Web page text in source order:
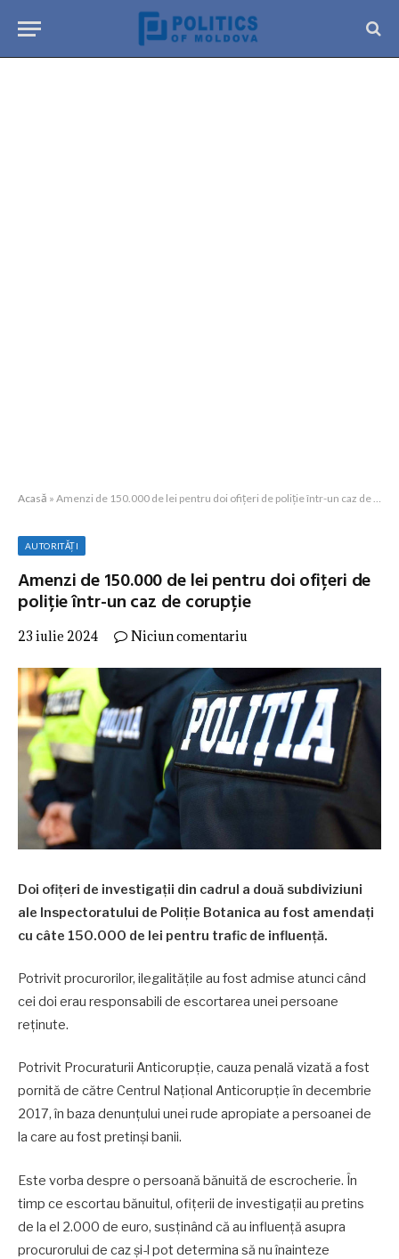
Acasă » Amenzi de 150.000 de lei pentru doi ofițeri de poliție într-un caz de corupție
AUTORITĂȚI
Amenzi de 150.000 de lei pentru doi ofițeri de
poliție într-un caz de corupție
23 iulie 2024 Niciun comentariu
Doi ofițeri de investigații din cadrul a două subdiviziuni
ale Inspectoratului de Poliție Botanica au fost amendați
cu câte 150.000 de lei pentru trafic de influență.
Potrivit procurorilor, ilegalitățile au fost admise atunci când
cei doi erau responsabili de escortarea unei persoane
reținute.
Potrivit Procuraturii Anticorupție, cauza penală vizată a fost
pornită de către Centrul Național Anticorupție în decembrie
2017, în baza denunțului unei rude apropiate a persoanei de
la care au fost pretinși banii.
Este vorba despre o persoană bănuită de escrocherie. În
timp ce escortau bănuitul, ofițerii de investigații au pretins
de la el 2.000 de euro, susținând că au influență asupra
procurorului de caz și-l pot determina să nu înainteze